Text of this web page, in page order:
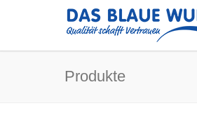
Produkte